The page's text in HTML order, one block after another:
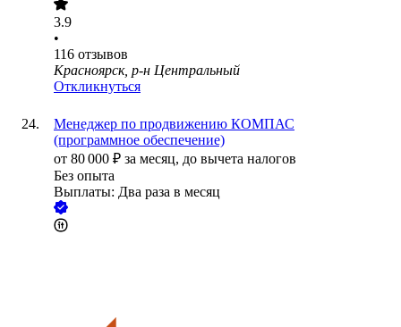
3.9
•
116 отзывов
Красноярск, р-н Центральный
Откликнуться
Менеджер по продвижению КОМПАС
(программное обеспечение)
от 80 000 ₽ за месяц, до вычета налогов
Без опыта
Выплаты: Два раза в месяц